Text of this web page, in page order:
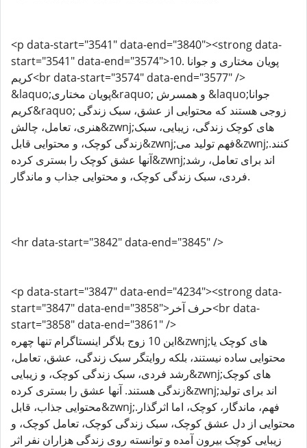
<p data-start="3541" data-end="3840"><strong data-
start="3541" data-end="3574">10. پویان مختاری و جوانا
کریم<br data-start="3574" data-end="3577" />
&laquo;پویان مختاری&raquo; و همسرش &laquo;جوانا
کریم&raquo; زوجی هستند که محتوایی از عشق، سبک زندگی
هنری، تعامل، چالش&zwnj;های کوچک زندگی، زیبایی، سبک
زندگی کوچک، و محتوایی قابل&zwnj;فهم تولید می&zwnj;کنند.
آنها عشق کوچک را بستری کرده&zwnj;اند برای تعامل، رشد
فردی، سبک زندگی کوچک، و محتوایی جذاب و ماندگار.
<hr data-start="3842" data-end="3845" />
<p data-start="3847" data-end="4234"><strong data-
start="3847" data-end="3858">حرف آخر<br data-
start="3858" data-end="3861" />
این 10 زوج بلاگر اینستاگرام تنها چهره&zwnj;های کوچک یا
محتوایی ساده نیستند، بلکه روایتگر سبک زندگی، عشق، تعامل،
رشد فردی، سبک زندگی کوچک، و زیبایی&zwnj;های کوچک
زندگی هستند. آنها عشق را بستری کرده&zwnj;اند برای تولید
محتوایی جذاب، قابل&zwnj;فهم، ماندگار، کوچک، اما اثرگذار.
محتوایی از دل عشق کوچک، سبک زندگی کوچک، تعامل کوچک، و
زیبایی کوچک بیرون آمده و توانسته روی زندگی هزاران نفر اثر